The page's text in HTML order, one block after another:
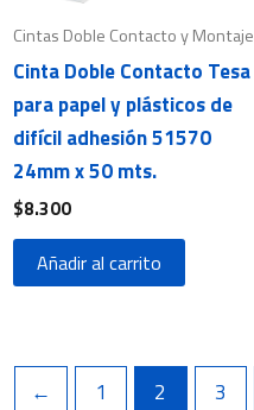
Cintas Doble Contacto y Montaje
Cinta Doble Contacto Tesa
para papel y plásticos de
difícil adhesión 51570
24mm x 50 mts.
$8.300
Añadir al carrito
← 1 2 3